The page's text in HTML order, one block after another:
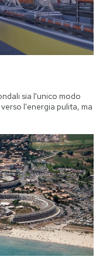
sia l'unico modo
l'energia pulita, ma